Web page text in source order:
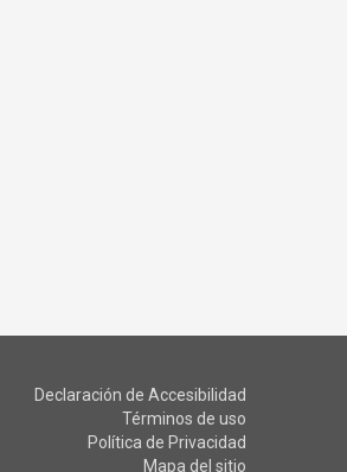
Declaración de Accesibilidad
Términos de uso
Política de Privacidad
Mapa del sitio